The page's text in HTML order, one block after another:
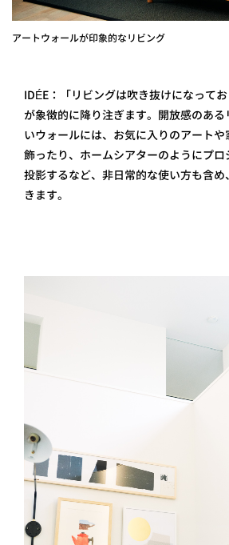
アートウォールが印象的なリビング
IDÉE：「リビングは吹き抜けになって
が象徴的に降り注ぎます。開放感のあ
いウォールには、お気に入りのアート
飾ったり、ホームシアターのようにプ
投影するなど、非日常的な使い方も含
きます。